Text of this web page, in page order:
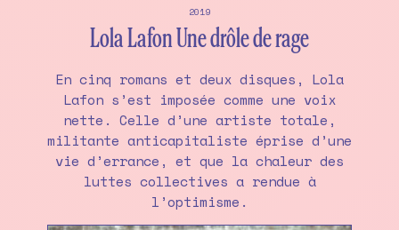
2019
Lola Lafon Une drôle de rage
En cinq romans et deux disques, Lola
Lafon s’est imposée comme une voix
nette. Celle d’une artiste totale,
militante anticapitaliste éprise d’une
vie d’errance, et que la chaleur des
luttes collectives a rendue à
l’optimisme.